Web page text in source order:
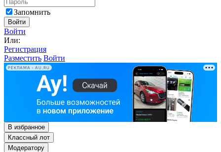
Запомнить
Войти
Войти
Или:
Регистрация
Разместить Войти
РЕКЛАМА • AU.RU
В избранное
Классный лот
Модератору